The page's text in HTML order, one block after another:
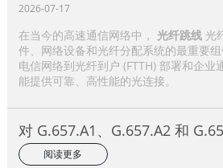
2026-07-17
在当今的高速通信网络中， 光纤跳线光
件、网络设备和光纤分配系统的最重要
电信网络到光纤到户 (FTTH) 部署和企业
能提供可靠、高性能的光连接。
对 G.657.A1、G.657.A2 和
阅读更多